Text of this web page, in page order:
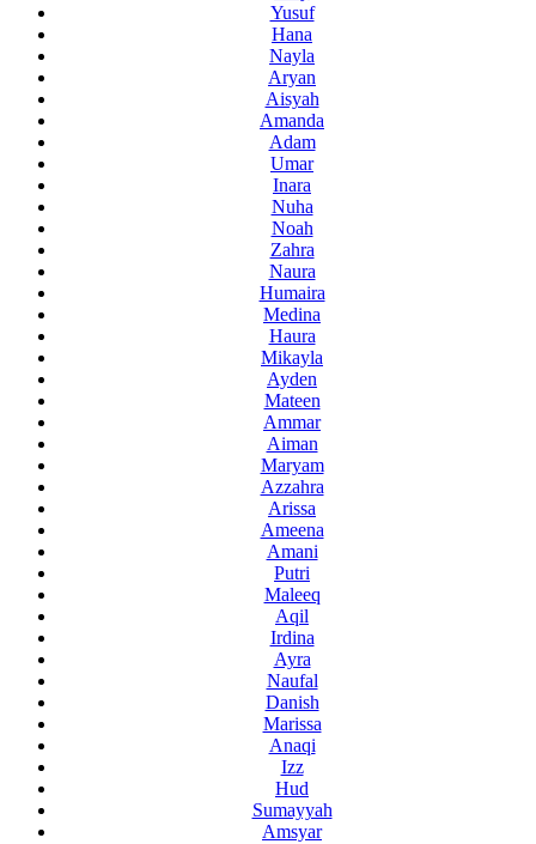
Yusuf
Hana
Nayla
Aryan
Aisyah
Amanda
Adam
Umar
Inara
Nuha
Noah
Zahra
Naura
Humaira
Medina
Haura
Mikayla
Ayden
Mateen
Ammar
Aiman
Maryam
Azzahra
Arissa
Ameena
Amani
Putri
Maleeq
Aqil
Irdina
Ayra
Naufal
Danish
Marissa
Anaqi
Izz
Hud
Sumayyah
Amsyar